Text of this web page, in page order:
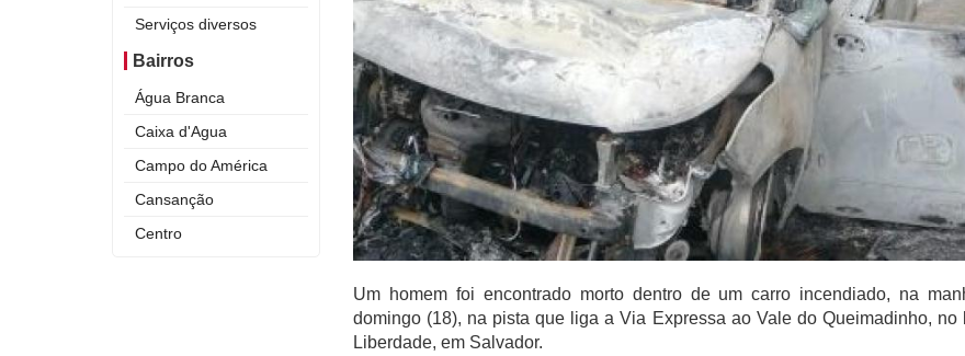
Um homem foi encontrado morto dentro de um carro incendiado, na
domingo (18), na pista que liga a Via Expressa ao Vale do Queimadinho, no
Liberdade, em Salvador.
Serviços diversos
Bairros
Água Branca
Caixa d'Agua
Campo do América
Cansanção
Centro